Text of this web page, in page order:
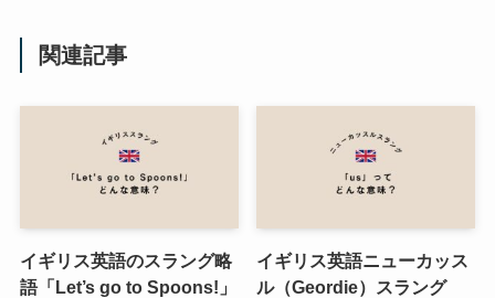
関連記事
イギリス英語のスラング略
語「Let’s go to Spoons!」
イギリス英語ニューカッス
ル（Geordie）スラング